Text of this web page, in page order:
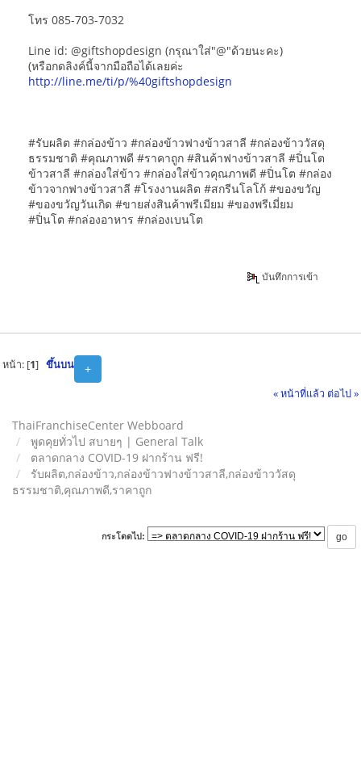
โทร 085-703-7032
Line id: @giftshopdesign (กรุณาใส่"@"ด้วยนะคะ)
(หรือกดลิงค์นี้จากมือถือได้เลยค่ะ
http://line.me/ti/p/%40giftshopdesign
#รับผลิต #กล่องข้าว #กล่องข้าวฟางข้าวสาลี #กล่องข้าววัสดุ
ธรรมชาติ #คุณภาพดี #ราคาถูก #สินค้าฟางข้าวสาลี #ปิ่นโต
ข้าวสาลี #กล่องใส่ข้าว #กล่องใส่ข้าวคุณภาพดี #ปิ่นโต #กล่อง
ข้าวจากฟางข้าวสาลี #โรงงานผลิต #สกรีนโลโก้ #ของขวัญ
#ของขวัญวันเกิด #ขายส่งสินค้าพรีเมียม #ของพรีเมี่ยม
#ปิ่นโต #กล่องอาหาร #กล่องเบนโต
บันทึกการเข้า
+
หน้า: [1] ขึ้นบน
« หน้าที่แล้ว ต่อไป »
ThaiFranchiseCenter Webboard
พูดคุยทั่วไป สบายๆ | General Talk
ตลาดกลาง COVID-19 ฝากร้าน ฟรี!
รับผลิต,กล่องข้าว,กล่องข้าวฟางข้าวสาลี,กล่องข้าววัสดุ
ธรรมชาติ,คุณภาพดี,ราคาถูก
กระโดดไป: